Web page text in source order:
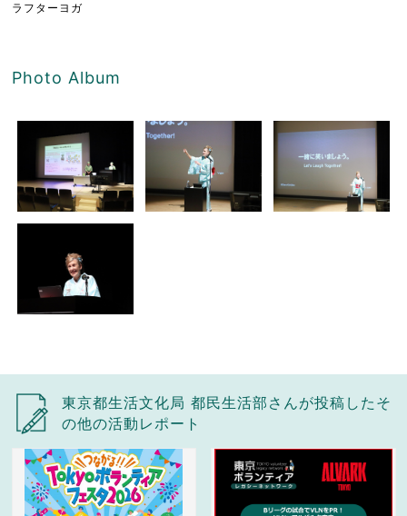
ラフターヨガ
Photo Album
東京都生活文化局 都民生活部さんが投稿したそ
の他の活動レポート